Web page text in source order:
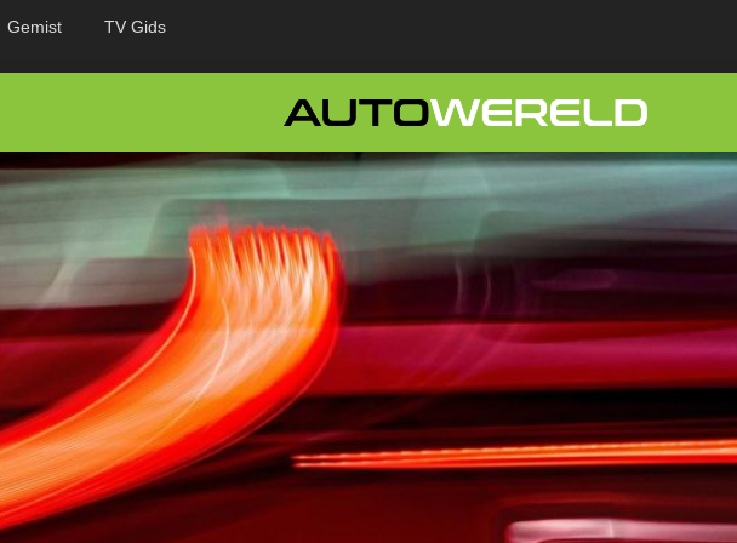
Gemist TV Gids